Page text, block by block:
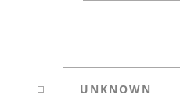
UNKNOWN